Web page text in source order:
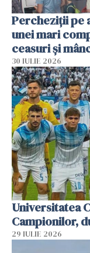
Percheziții pe
unei mari
ceasuri și
30 IULIE 2026
Universitatea
Campionilor,
29 IULIE 2026